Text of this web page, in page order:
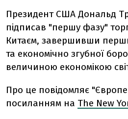
Президент США Дональд
підписав "першу фазу"
Китаєм, завершивши
та економічно згубної
величиною економікою
Про це повідомляє
посиланням на The New